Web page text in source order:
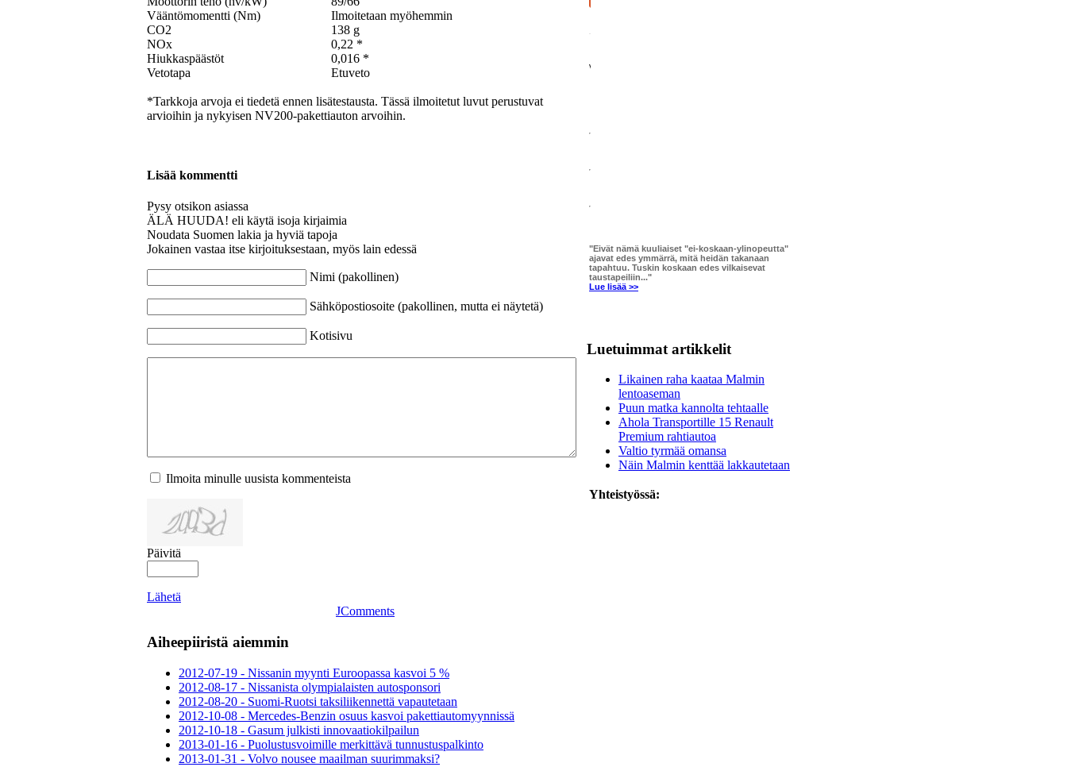
Vääntömomentti (Nm)
Ilmoitetaan myöhemmin
CO2
138 g
NOx
0,22 *
Hiukkaspäästöt
0,016 *
Vetotapa
Etuveto
*Tarkkoja arvoja ei tiedetä ennen lisätestausta. Tässä ilmoitetut luvut perustuvat
arvioihin ja nykyisen NV200-pakettiauton arvoihin.
Lisää kommentti
Pysy otsikon asiassa
ÄLÄ HUUDA! eli käytä isoja kirjaimia
Noudata Suomen lakia ja hyviä tapoja
Jokainen vastaa itse kirjoituksestaan, myös lain edessä
Nimi (pakollinen)
Sähköpostiosoite (pakollinen, mutta ei näytetä)
Kotisivu
Ilmoita minulle uusista kommenteista
Päivitä
Lähetä
JComments
Aiheepiiristä aiemmin
2012-07-19 - Nissanin myynti Euroopassa kasvoi 5 %
2012-08-17 - Nissanista olympialaisten autosponsori
2012-08-20 - Suomi-Ruotsi taksiliikennettä vapautetaan
2012-10-08 - Mercedes-Benzin osuus kasvoi pakettiautomyynnissä
2012-10-18 - Gasum julkisti innovaatiokilpailun
2013-01-16 - Puolustusvoimille merkittävä tunnustuspalkinto
2013-01-31 - Volvo nousee maailman suurimmaksi?
"Eivät nämä kuuliaiset "ei-koskaan-ylinopeutta"
ajavat edes ymmärrä, mitä heidän takanaan
tapahtuu. Tuskin koskaan edes vilkaisevat
taustapeiliin..."
Lue lisää >>
Luetuimmat artikkelit
Likainen raha kaataa Malmin
lentoaseman
Puun matka kannolta tehtaalle
Ahola Transportille 15 Renault
Premium rahtiautoa
Valtio tyrmää omansa
Näin Malmin kenttää lakkautetaan
Yhteistyössä: